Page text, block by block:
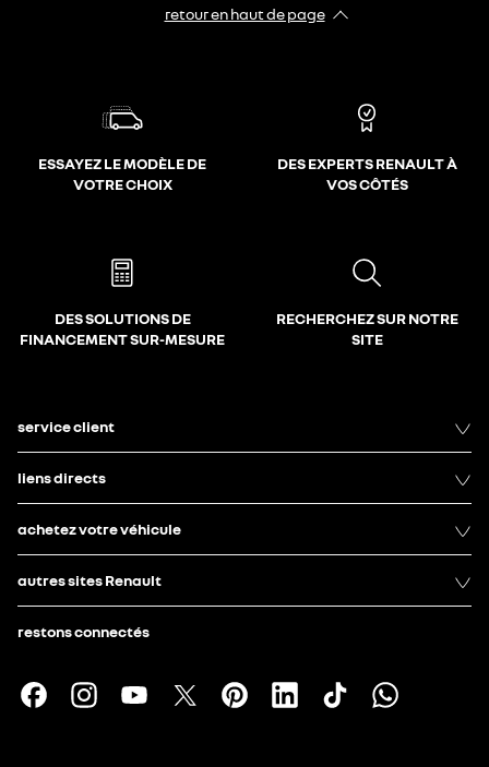
retour en haut de page​
ESSAYEZ LE MODÈLE DE
VOTRE CHOIX
DES EXPERTS RENAULT À
VOS CÔTÉS
DES SOLUTIONS DE
FINANCEMENT SUR-MESURE
RECHERCHEZ SUR NOTRE
SITE
service client
liens directs
achetez votre véhicule
autres sites Renault
restons connectés